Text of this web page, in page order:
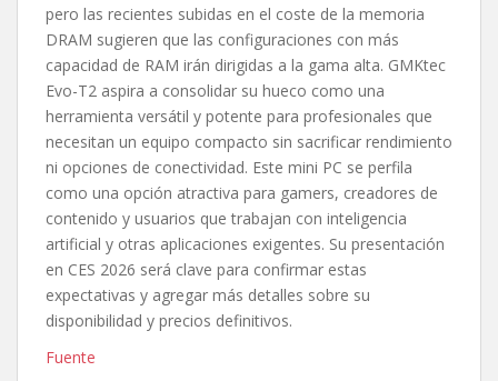
pero las recientes subidas en el coste de la memoria
DRAM sugieren que las configuraciones con más
capacidad de RAM irán dirigidas a la gama alta. GMKtec
Evo-T2 aspira a consolidar su hueco como una
herramienta versátil y potente para profesionales que
necesitan un equipo compacto sin sacrificar rendimiento
ni opciones de conectividad. Este mini PC se perfila
como una opción atractiva para gamers, creadores de
contenido y usuarios que trabajan con inteligencia
artificial y otras aplicaciones exigentes. Su presentación
en CES 2026 será clave para confirmar estas
expectativas y agregar más detalles sobre su
disponibilidad y precios definitivos.
Fuente